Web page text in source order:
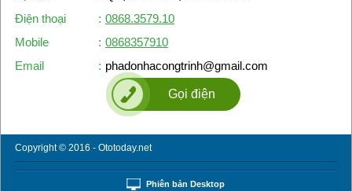
Điện thoại
: 0868.3579.10
Mobile
: 0868357910
Email
: phadonhacongtrinh@gmail.com
Gọi điện
Copyright © 2016 - Ototoday.net
Phiên bản Desktop